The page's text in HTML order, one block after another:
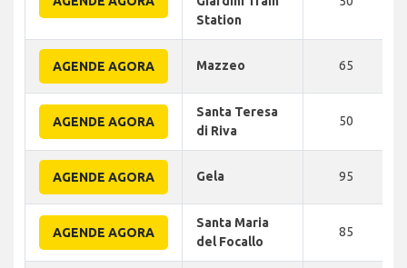
Station
AGENDE AGORA Mazzeo 65
AGENDE AGORA
Santa Teresa
di Riva
50
AGENDE AGORA Gela 95
AGENDE AGORA
Santa Maria
del Focallo
85